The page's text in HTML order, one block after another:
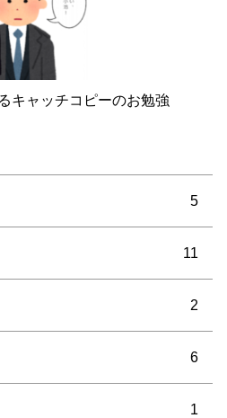
キャッチコピーのお勉強
5
11
2
6
1